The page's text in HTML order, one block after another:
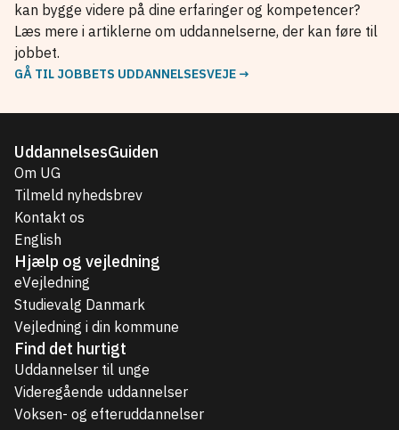
kan bygge videre på dine erfaringer og kompetencer?
Læs mere i artiklerne om uddannelserne, der kan føre til
jobbet.
GÅ TIL JOBBETS UDDANNELSESVEJE →
UddannelsesGuiden
Om UG
Tilmeld nyhedsbrev
Kontakt os
English
Hjælp og vejledning
eVejledning
Studievalg Danmark
Vejledning i din kommune
Find det hurtigt
Uddannelser til unge
Videregående uddannelser
Voksen- og efteruddannelser